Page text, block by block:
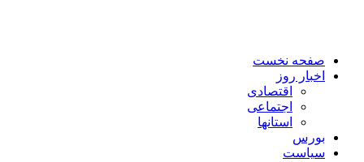
صفحه نخست
اخبار روز
اقتصادی
اجتماعی
استانها
بورس
سیاست